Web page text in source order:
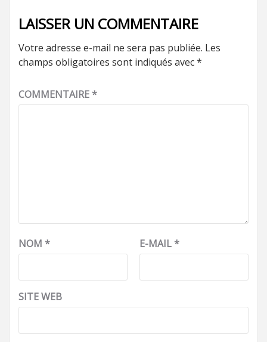
LAISSER UN COMMENTAIRE
Votre adresse e-mail ne sera pas publiée. Les
champs obligatoires sont indiqués avec*
COMMENTAIRE*
NOM * E-MAIL*
SITE WEB